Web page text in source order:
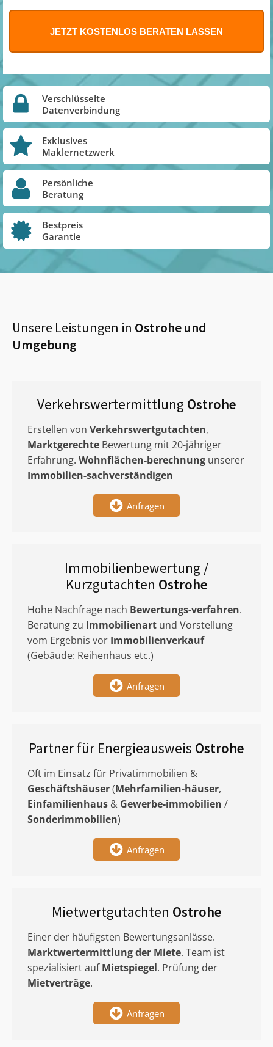
Verschlüsselte
Datenverbindung
Exklusives
Maklernetzwerk
Persönliche
Beratung
Bestpreis
Garantie
Unsere Leistungen in Ostroheund
Umgebung
Verkehrswertermittlung Ostrohe
Erstellen von Verkehrswertgutachten,
Marktgerechte Bewertung mit 20-jähriger
Erfahrung. Wohnflächen-berechnung unserer
Immobilien-sachverständigen
Anfragen
Immobilienbewertung /
Kurzgutachten Ostrohe
Hohe Nachfrage nach Bewertungs-verfahren.
Beratung zu Immobilienart und Vorstellung
vom Ergebnis vor Immobilienverkauf
(Gebäude: Reihenhaus etc.)
Anfragen
Partner für Energieausweis Ostrohe
Oft im Einsatz für Privatimmobilien &
Geschäftshäuser(Mehrfamilien-häuser,
Einfamilienhaus & Gewerbe-immobilien /
Sonderimmobilien)
Anfragen
Mietwertgutachten Ostrohe
Einer der häufigsten Bewertungsanlässe.
Marktwertermittlungder Miete. Team ist
spezialisiert aufMietspiegel. Prüfung der
Mietverträge.
Anfragen